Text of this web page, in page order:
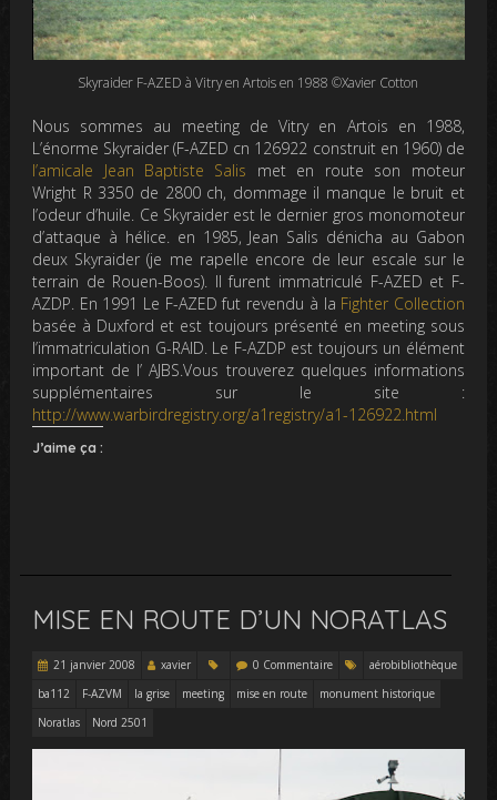
Skyraider F-AZED à Vitry en Artois en 1988 ©Xavier Cotton
Nous sommes au meeting de Vitry en Artois en 1988,
L’énorme Skyraider (F-AZED cn 126922 construit en 1960) de
l’amicale Jean Baptiste Salis met en route son moteur
Wright R 3350 de 2800 ch, dommage il manque le bruit et
l’odeur d’huile. Ce Skyraider est le dernier gros monomoteur
d’attaque à hélice. en 1985, Jean Salis dénicha au Gabon
deux Skyraider (je me rapelle encore de leur escale sur le
terrain de Rouen-Boos). Il furent immatriculé F-AZED et F-
AZDP. En 1991 Le F-AZED fut revendu à la Fighter Collection
basée à Duxford et est toujours présenté en meeting sous
l’immatriculation G-RAID. Le F-AZDP est toujours un élément
important de l’ AJBS.Vous trouverez quelques informations
supplémentaires sur le site :
http://www.warbirdregistry.org/a1registry/a1-126922.html
J’aime ça :
MISE EN ROUTE D’UN NORATLAS
21 janvier 2008 xavier 0 Commentaire
aérobibliothèque
ba112
F-AZVM la grise meeting mise en route
monument historique
Noratlas
Nord 2501